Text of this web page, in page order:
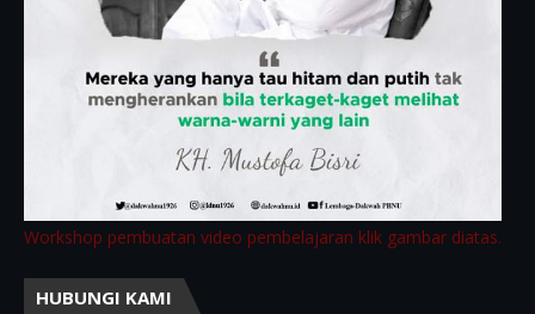
Workshop pembuatan video pembelajaran klik gambar diatas.
HUBUNGI KAMI